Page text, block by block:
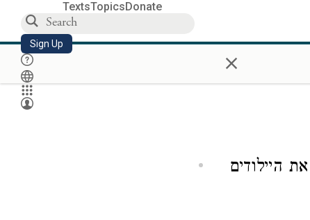
TextsTopicsDonate
Sign Up ×
היילודים